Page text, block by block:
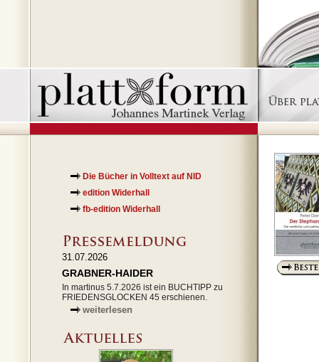
Die Bücher in Volltext auf NID
edition Widerhall
fb-edition Widerhall
31.07.2026
GRABNER-HAIDER
In martinus 5.7.2026 ist ein BUCHTIPP zu
FRIEDENSGLOCKEN 45 erschienen.
weiterlesen